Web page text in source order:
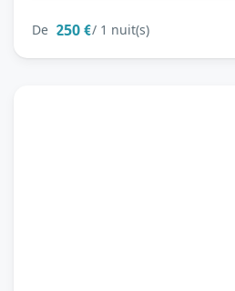
De 250 €/ 1 nuit(s)